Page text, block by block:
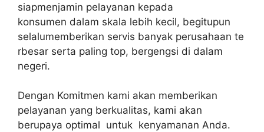
siapmenjamin pelayanan kepada
konsumen dalam skala lebih kecil, begitupun
selalumemberikan servis banyak perusahaan te
rbesar serta paling top, bergengsi di dalam
negeri.
Dengan Komitmen kami akan memberikan
pelayanan yang berkualitas, kami akan
berupaya optimal untuk kenyamanan Anda.